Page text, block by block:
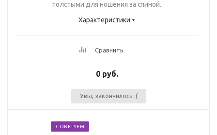
толстыми для ношения за спиной.
Характеристики
Сравнить
0 руб.
Увы, закончилось :(
СОВЕТУЕМ